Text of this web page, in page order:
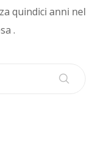
quindici anni nel
.